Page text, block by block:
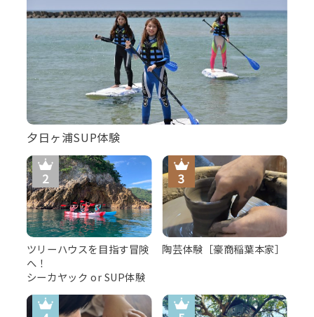
夕日ヶ浦SUP体験
ツリーハウスを目指す冒険
へ！
シーカヤック or SUP体験
陶芸体験［豪商稲葉本家］